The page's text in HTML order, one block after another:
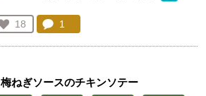
お気に入り登録：
18
人が登録
コメント：
1
梅ねぎソースのチキンソテー